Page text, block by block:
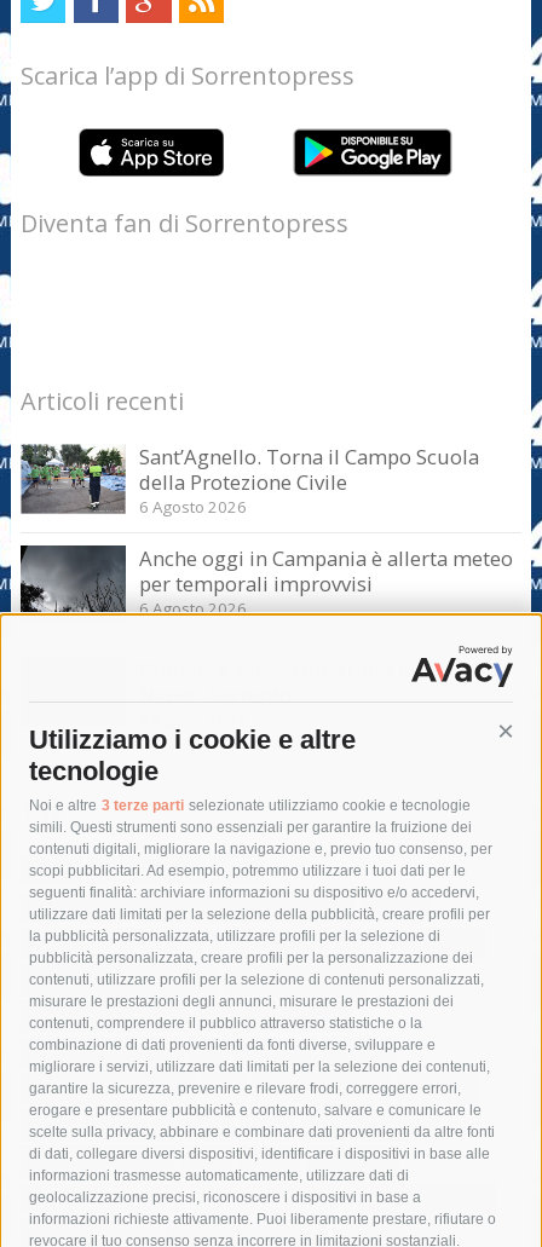
Utilizziamo i cookie e altre
tecnologie
Noi e altre 3 terze parti selezionate utilizziamo cookie e tecnologie
simili. Questi strumenti sono essenziali per garantire la fruizione dei
contenuti digitali, migliorare la navigazione e, previo tuo consenso, per
scopi pubblicitari. Ad esempio, potremmo utilizzare i tuoi dati per le
seguenti finalità: archiviare informazioni su dispositivo e/o accedervi,
utilizzare dati limitati per la selezione della pubblicità, creare profili per
la pubblicità personalizzata, utilizzare profili per la selezione di
pubblicità personalizzata, creare profili per la personalizzazione dei
contenuti, utilizzare profili per la selezione di contenuti personalizzati,
misurare le prestazioni degli annunci, misurare le prestazioni dei
contenuti, comprendere il pubblico attraverso statistiche o la
combinazione di dati provenienti da fonti diverse, sviluppare e
migliorare i servizi, utilizzare dati limitati per la selezione dei contenuti,
garantire la sicurezza, prevenire e rilevare frodi, correggere errori,
erogare e presentare pubblicità e contenuto, salvare e comunicare le
scelte sulla privacy, abbinare e combinare dati provenienti da altre fonti
di dati, collegare diversi dispositivi, identificare i dispositivi in base alle
informazioni trasmesse automaticamente, utilizzare dati di
geolocalizzazione precisi, riconoscere i dispositivi in base a
informazioni richieste attivamente. Puoi liberamente prestare, rifiutare o
revocare il tuo consenso senza incorrere in limitazioni sostanziali.
Scarica l’app di Sorrentopress
Diventa fan di Sorrentopress
Articoli recenti
Sant’Agnello. Torna il Campo Scuola
della Protezione Civile
6 Agosto 2026
Anche oggi in Campania è allerta meteo
per temporali improvvisi
6 Agosto 2026
Domani e sabato interrotta la linea Eav
Napoli-Sorrento
Tag
acqua allerta meteo
anas
area marina protetta di punta campanella
arresto
Asl Napoli 3 sud
capitaneria di porto capri
carabinieri
castellammare di stabia
circumvesuviana
comune di sorrento
concerto
contagi
costiera amalfitana
covid-19 eav
elezioni
fondazione sorrento
gori guardia costiera
incidente
lavori
lorenzo balducelli mare
massa lubrense
massimo coppola
Meta napoli
ordinanza
penisola sorrentina
piano di sorrento
polizia municipale
protezione civile
Regione Campania sant'agnello